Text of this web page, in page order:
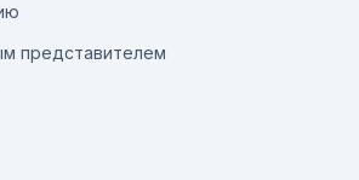
представителем